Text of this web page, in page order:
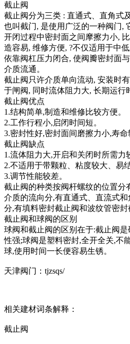
截止阀
截止阀分为三类 : 直通式、直角式
也叫截门, 是使用广泛的一种阀门,
开闭过程中密封面之间摩擦力小,
造容易, 维修方便, ?不仅适用于中
依靠阀杠压力闭合, 使阀瓣密封面
介质流通。
截止阀只许介质单向流动, 安装时
于闸阀, 同时流体阻力大, 长期运行
截止阀优点
1.结构简单,制造和维修比较方便。
2.工作行程小,启闭时间短。
3.密封性好,密封面间磨擦力小,寿命
截止阀缺点
1.流体阻力大,开启和关闭时所需力
2.不适用于带颗粒、粘度较大、易
3.调节性能较差。
截止阀的种类按阀杆螺纹的位置分
介质的流向分,有直通式、直流式
分,有填料密封截止阀和波纹管密封
截止阀和球阀的区别
球阀和截止阀的区别在于:截止阀
性强;球阀是塑料密封,全开全关,不
球,使用时间一长便容易生锈。
天津阀门：tjzsqs/
相关建材词条解释：
截止阀